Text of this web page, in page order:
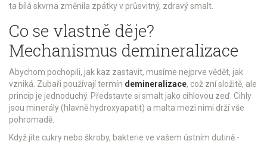
ta bílá skvrna změnila zpátky v průsvitný, zdravý smalt.
Co se vlastně děje?
Mechanismus demineralizace
Abychom pochopili, jak kaz zastavit, musíme nejprve vědět, jak
vzniká. Zubaři používají termín demineralizace, což zní složitě, ale
princip je jednoduchý. Představte si smalt jako cihlovou zeď. Cihly
jsou minerály (hlavně hydroxyapatit) a malta mezi nimi drží vše
pohromadě.
Když jíte cukry nebo škroby, bakterie ve vašem ústním dutině -